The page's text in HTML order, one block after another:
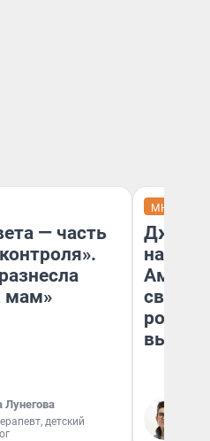
— часть
мам»
Лунегова
детский
МНЕНИЕ
наша
свой
вышло